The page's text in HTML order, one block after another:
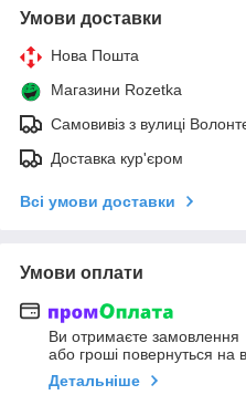
Умови доставки
Нова Пошта
Магазини Rozetka
Самовивіз з вулиці
Доставка кур'єром
Всі умови доставки
Умови оплати
Ви отримаєте замовлення
або гроші повернуться на
Детальніше